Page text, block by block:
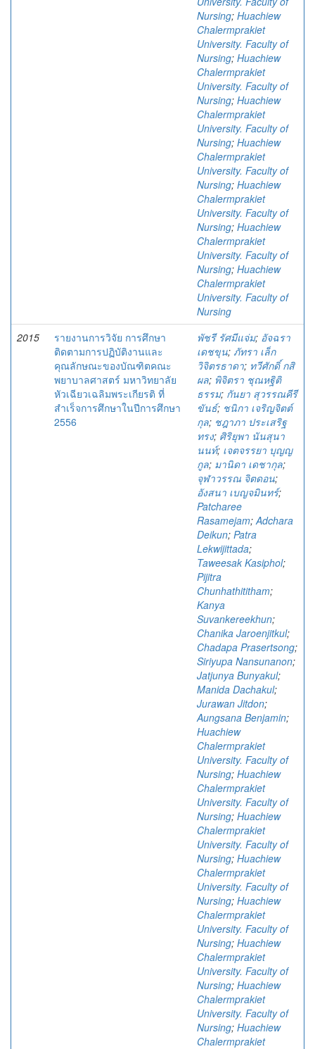
Nursing; Huachiew
Chalermprakiet
University. Faculty of
Nursing; Huachiew
Chalermprakiet
University. Faculty of
Nursing; Huachiew
Chalermprakiet
University. Faculty of
Nursing; Huachiew
Chalermprakiet
University. Faculty of
Nursing; Huachiew
Chalermprakiet
University. Faculty of
Nursing; Huachiew
Chalermprakiet
University. Faculty of
Nursing; Huachiew
Chalermprakiet
University. Faculty of
Nursing
2015
รายงานการวิจัย การศึกษา
ติดตามการปฏิบัติงานและ
คุณลักษณะของบัณฑิตคณะ
พยาบาลศาสตร์ มหาวิทยาลัย
หัวเฉียวเฉลิมพระเกียรติ ที่
สำเร็จการศึกษาในปีการศึกษา
2556
พัชรี รัศมีแจ่ม; อัจฉรา
เดชขุน; ภัทรา เล็ก
วิจิตรธาดา; ทวีศักดิ์ กสิ
ผล; พิจิตรา ชุณหฐิติ
ธรรม; กันยา สุวรรณคีรี
ขันธ์; ชนิกา เจริญจิตต์
กุล; ชฎาภา ประเสริฐ
ทรง; ศิริยุพา นันสุนา
นนท์; เจตจรรยา บุญญ
กูล; มานิดา เดชากุล;
จุฬาวรรณ จิตดอน;
อังสนา เบญจมินทร์;
Patcharee
Rasamejam;Adchara
Deikun; Patra
Lekwijittada;
Taweesak Kasiphol;
Pijitra
Chunhathititham;
Kanya
Suvankereekhun;
Chanika Jaroenjitkul;
Chadapa Prasertsong;
Siriyupa Nansunanon;
Jatjunya Bunyakul;
Manida Dachakul;
Jurawan Jitdon;
Aungsana Benjamin;
Huachiew
Chalermprakiet
University. Faculty of
Nursing; Huachiew
Chalermprakiet
University. Faculty of
Nursing; Huachiew
Chalermprakiet
University. Faculty of
Nursing; Huachiew
Chalermprakiet
University. Faculty of
Nursing; Huachiew
Chalermprakiet
University. Faculty of
Nursing; Huachiew
Chalermprakiet
University. Faculty of
Nursing; Huachiew
Chalermprakiet
University. Faculty of
Nursing; Huachiew
Chalermprakiet